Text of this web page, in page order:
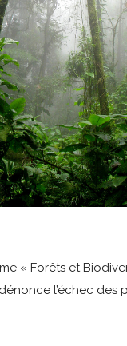
« Forêts et
l’échec